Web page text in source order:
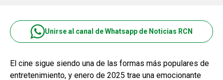
Unirse al canal de Whatsapp de Noticias RCN
El cine sigue siendo una de las formas más populares de
entretenimiento, y enero de 2025 trae una emocionante